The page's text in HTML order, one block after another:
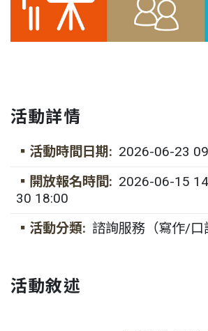
活動詳情
▪活動時間日期: 2026-06-23
▪開放報名時間: 2026-06-15
30 18:00
▪活動分類: 諮詢服務（寫作/口
活動敘述